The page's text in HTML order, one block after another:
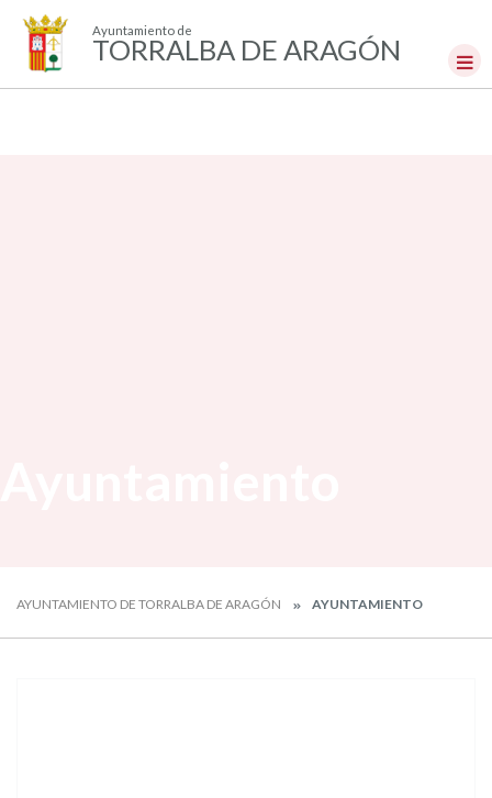
Ayuntamiento de
TORRALBA DE ARAGÓN
AYUNTAMIENTO DE TORRALBA DE ARAGÓN AYUNTAMIENTO